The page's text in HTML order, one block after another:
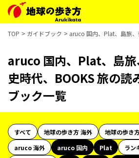
TOP ガイドブック aruco 国内、Plat、島旅
aruco 国内、Plat、島
史時代、BOOKS 旅の読
ブック一覧
すべて 地球の歩き方 海外
地球の歩き
aruco 海外
aruco 国内 Plat
ラン